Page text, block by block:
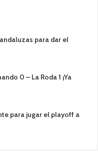
para dar el
0 – La Roda 1 ¡Ya
para jugar el playoff a